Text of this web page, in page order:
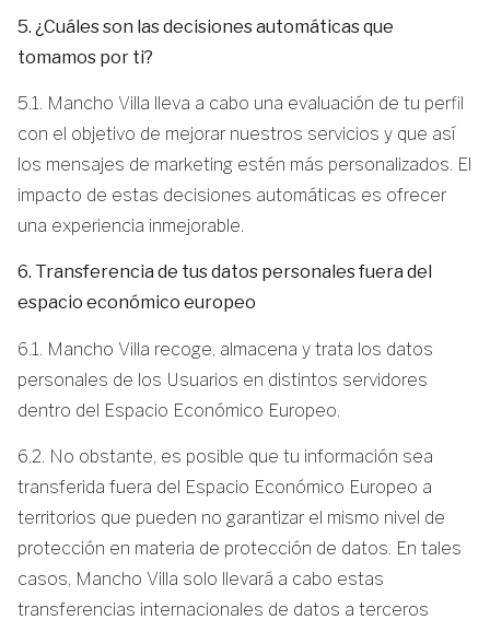
5. ¿Cuáles son las decisiones automáticas que
tomamos por ti?
5.1. Mancho Villa lleva a cabo una evaluación de tu perfil
con el objetivo de mejorar nuestros servicios y que así
los mensajes de marketing estén más personalizados. El
impacto de estas decisiones automáticas es ofrecer
una experiencia inmejorable.
6. Transferencia de tus datos personales fuera del
espacio económico europeo
6.1. Mancho Villa recoge, almacena y trata los datos
personales de los Usuarios en distintos servidores
dentro del Espacio Económico Europeo.
6.2. No obstante, es posible que tu información sea
transferida fuera del Espacio Económico Europeo a
territorios que pueden no garantizar el mismo nivel de
protección en materia de protección de datos. En tales
casos, Mancho Villa solo llevará a cabo estas
transferencias internacionales de datos a terceros